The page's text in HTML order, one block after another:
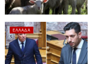
ΕΛΛΆΔΑ